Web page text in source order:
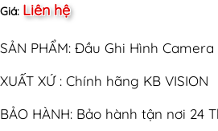
Giá: Liên hệ
SẢN PHẨM: Đầu Ghi Hình Camera
XUẤT XỨ : Chính hãng KB VISION
BẢO HÀNH: Bảo hành tận nơi 24